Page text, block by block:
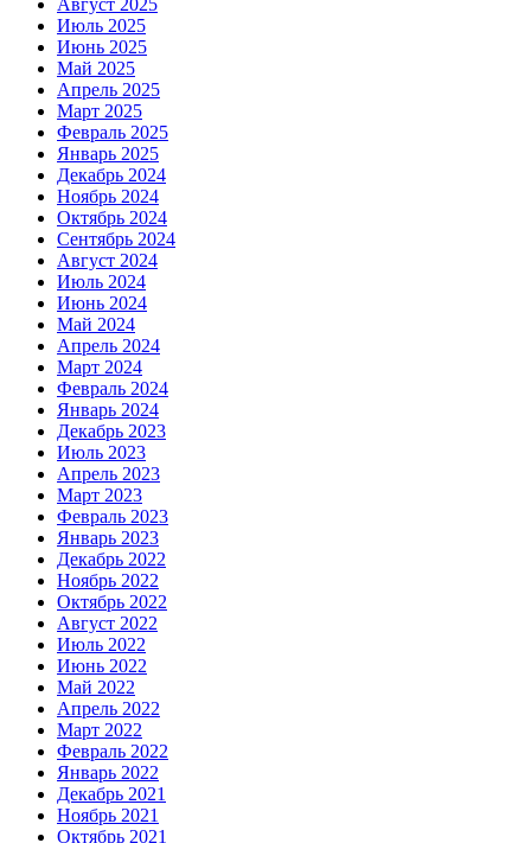
Июль 2025
Июнь 2025
Май 2025
Апрель 2025
Март 2025
Февраль 2025
Январь 2025
Декабрь 2024
Ноябрь 2024
Октябрь 2024
Сентябрь 2024
Август 2024
Июль 2024
Июнь 2024
Май 2024
Апрель 2024
Март 2024
Февраль 2024
Январь 2024
Декабрь 2023
Июль 2023
Апрель 2023
Март 2023
Февраль 2023
Январь 2023
Декабрь 2022
Ноябрь 2022
Октябрь 2022
Август 2022
Июль 2022
Июнь 2022
Май 2022
Апрель 2022
Март 2022
Февраль 2022
Январь 2022
Декабрь 2021
Ноябрь 2021
Октябрь 2021